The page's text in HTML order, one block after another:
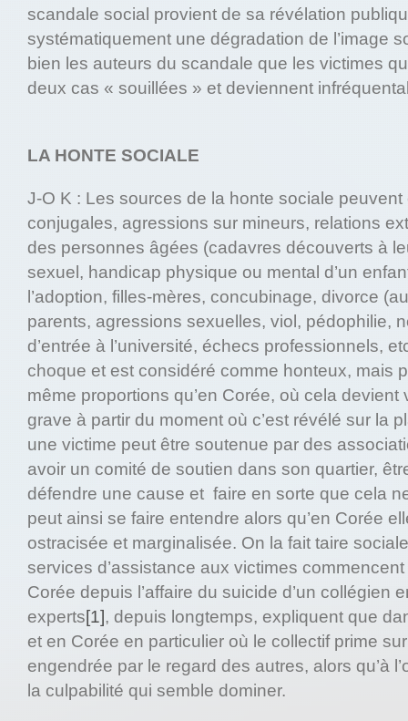
scandale social provient de sa révélation
systématiquement une dégradation de l’image
bien les auteurs du scandale que les victimes
deux cas « souillées » et deviennent
LA HONTE SOCIALE
J-O K : Les sources de la honte sociale
conjugales, agressions sur mineurs, relations
des personnes âgées (cadavres découverts à
sexuel, handicap physique ou mental d’un
l’adoption, filles-mères, concubinage, divorce
parents, agressions sexuelles, viol, pédophilie,
d’entrée à l’université, échecs professionnels,
choque et est considéré comme honteux, mais
même proportions qu’en Corée, où cela devient
grave à partir du moment où c’est révélé sur la
une victime peut être soutenue par des
avoir un comité de soutien dans son quartier,
défendre une cause et faire en sorte que cela
peut ainsi se faire entendre alors qu’en Corée
ostracisée et marginalisée. On la fait taire
services d’assistance aux victimes
Corée depuis l’affaire du suicide d’un collégien
experts[1], depuis longtemps, expliquent que
et en Corée en particulier où le collectif prime
engendrée par le regard des autres, alors qu’à
la culpabilité qui semble dominer.